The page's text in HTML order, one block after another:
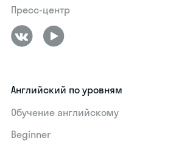
Пресс-центр
Английский по уровням
Обучение английскому
Beginner